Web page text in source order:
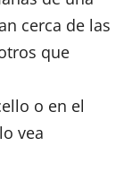
cerca de las
que
o en el
vea